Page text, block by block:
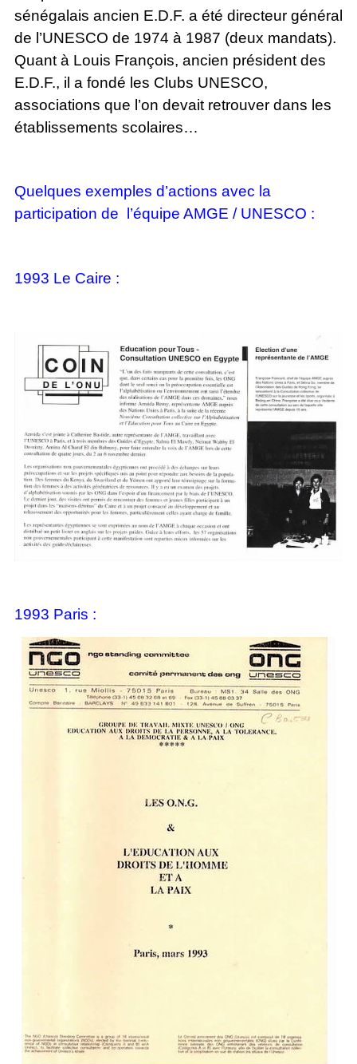
sénégalais ancien E.D.F. a été directeur général
de l’UNESCO de 1974 à 1987 (deux mandats).
Quant à Louis François, ancien président des
E.D.F., il a fondé les Clubs UNESCO,
associations que l’on devait retrouver dans les
établissements scolaires…
Quelques exemples d’actions avec la
participation de l’équipe AMGE / UNESCO :
1993 Le Caire :
1993 Paris :